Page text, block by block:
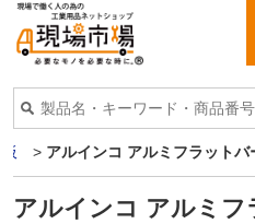
> アルインコ アルミフラット
アルインコ アルミ